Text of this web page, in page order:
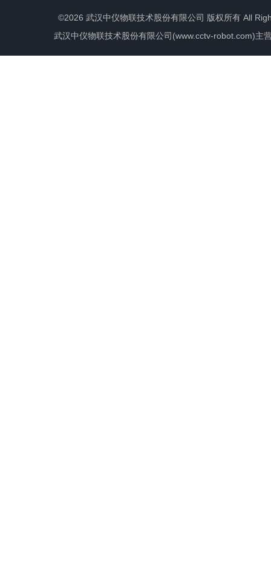
©2026 武汉中仪物联技术股份有限公司 版权所有 All
武汉中仪物联技术股份有限公司(www.cctv-robot.com)主